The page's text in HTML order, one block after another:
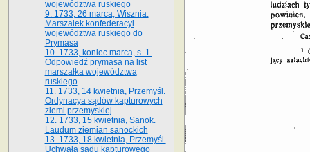
województwa ruskiego
9. 1733, 26 marca, Wisznia.
Marszałek konfederacyi
województwa ruskiego do
Prymasa
10. 1733, koniec marca, s. 1.
Odpowiedź prymasa na list
marszałka województwa
ruskiego
11. 1733, 14 kwietnia, Przemyśl.
Ordynacya sądów kapturowych
ziemi przemyskiej
12. 1733, 15 kwietnia, Sanok.
Laudum ziemian sanockich
13. 1733, 18 kwietnia, Przemyśl.
Uchwała sądu kapturowego